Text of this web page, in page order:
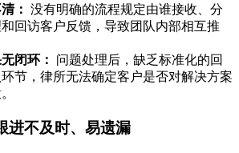
： 没有明确的流程规定由谁接收、分
回访客户反馈，导致团队内部相互推
闭环：
问题处理后，缺乏标准化的回
节，律所无法确定客户是否对解决方案
进不及时、易遗漏